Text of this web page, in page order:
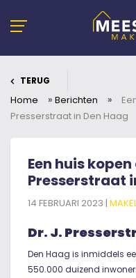
TERUG
Home » Berichten »
Presserstraat in Den Haag
Een huis kopen
Presserstraat
14 FEBRUARI 2023 |
Dr. J.
Den Haag is inmiddels
550.000 duizend